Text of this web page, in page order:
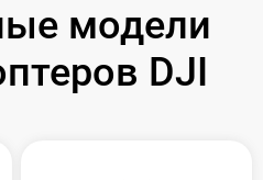
модели
DJI